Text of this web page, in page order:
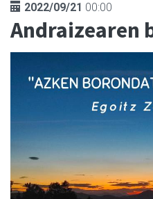
2022/09/21 00:00
Andraizearen